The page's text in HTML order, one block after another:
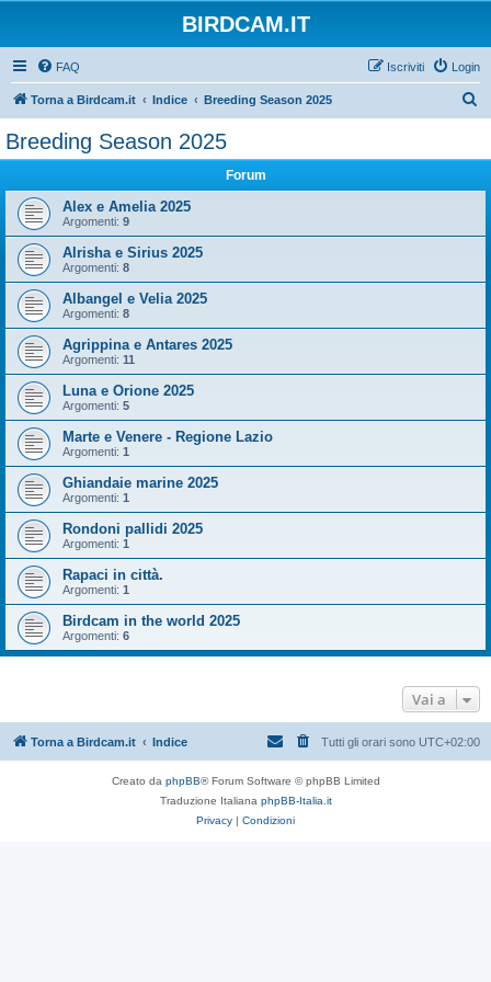
BIRDCAM.IT
FAQ Login
Iscriviti
Torna a Birdcam.it Indice Breeding Season 2025
Breeding Season 2025
Forum
Alex e Amelia 2025
Argomenti: 9
Alrisha e Sirius 2025
Argomenti: 8
Albangel e Velia 2025
Argomenti: 8
Agrippina e Antares 2025
Argomenti: 11
Luna e Orione 2025
Argomenti: 5
Marte e Venere - Regione Lazio
Argomenti: 1
Ghiandaie marine 2025
Argomenti: 1
Rondoni pallidi 2025
Argomenti: 1
Rapaci in città.
Argomenti: 1
Birdcam in the world 2025
Argomenti: 6
Vai a
Torna a Birdcam.it Indice Tutti gli orari sono UTC+02:00
Creato da phpBB® Forum Software © phpBB Limited
Traduzione Italiana phpBB-Italia.it
Privacy | Condizioni